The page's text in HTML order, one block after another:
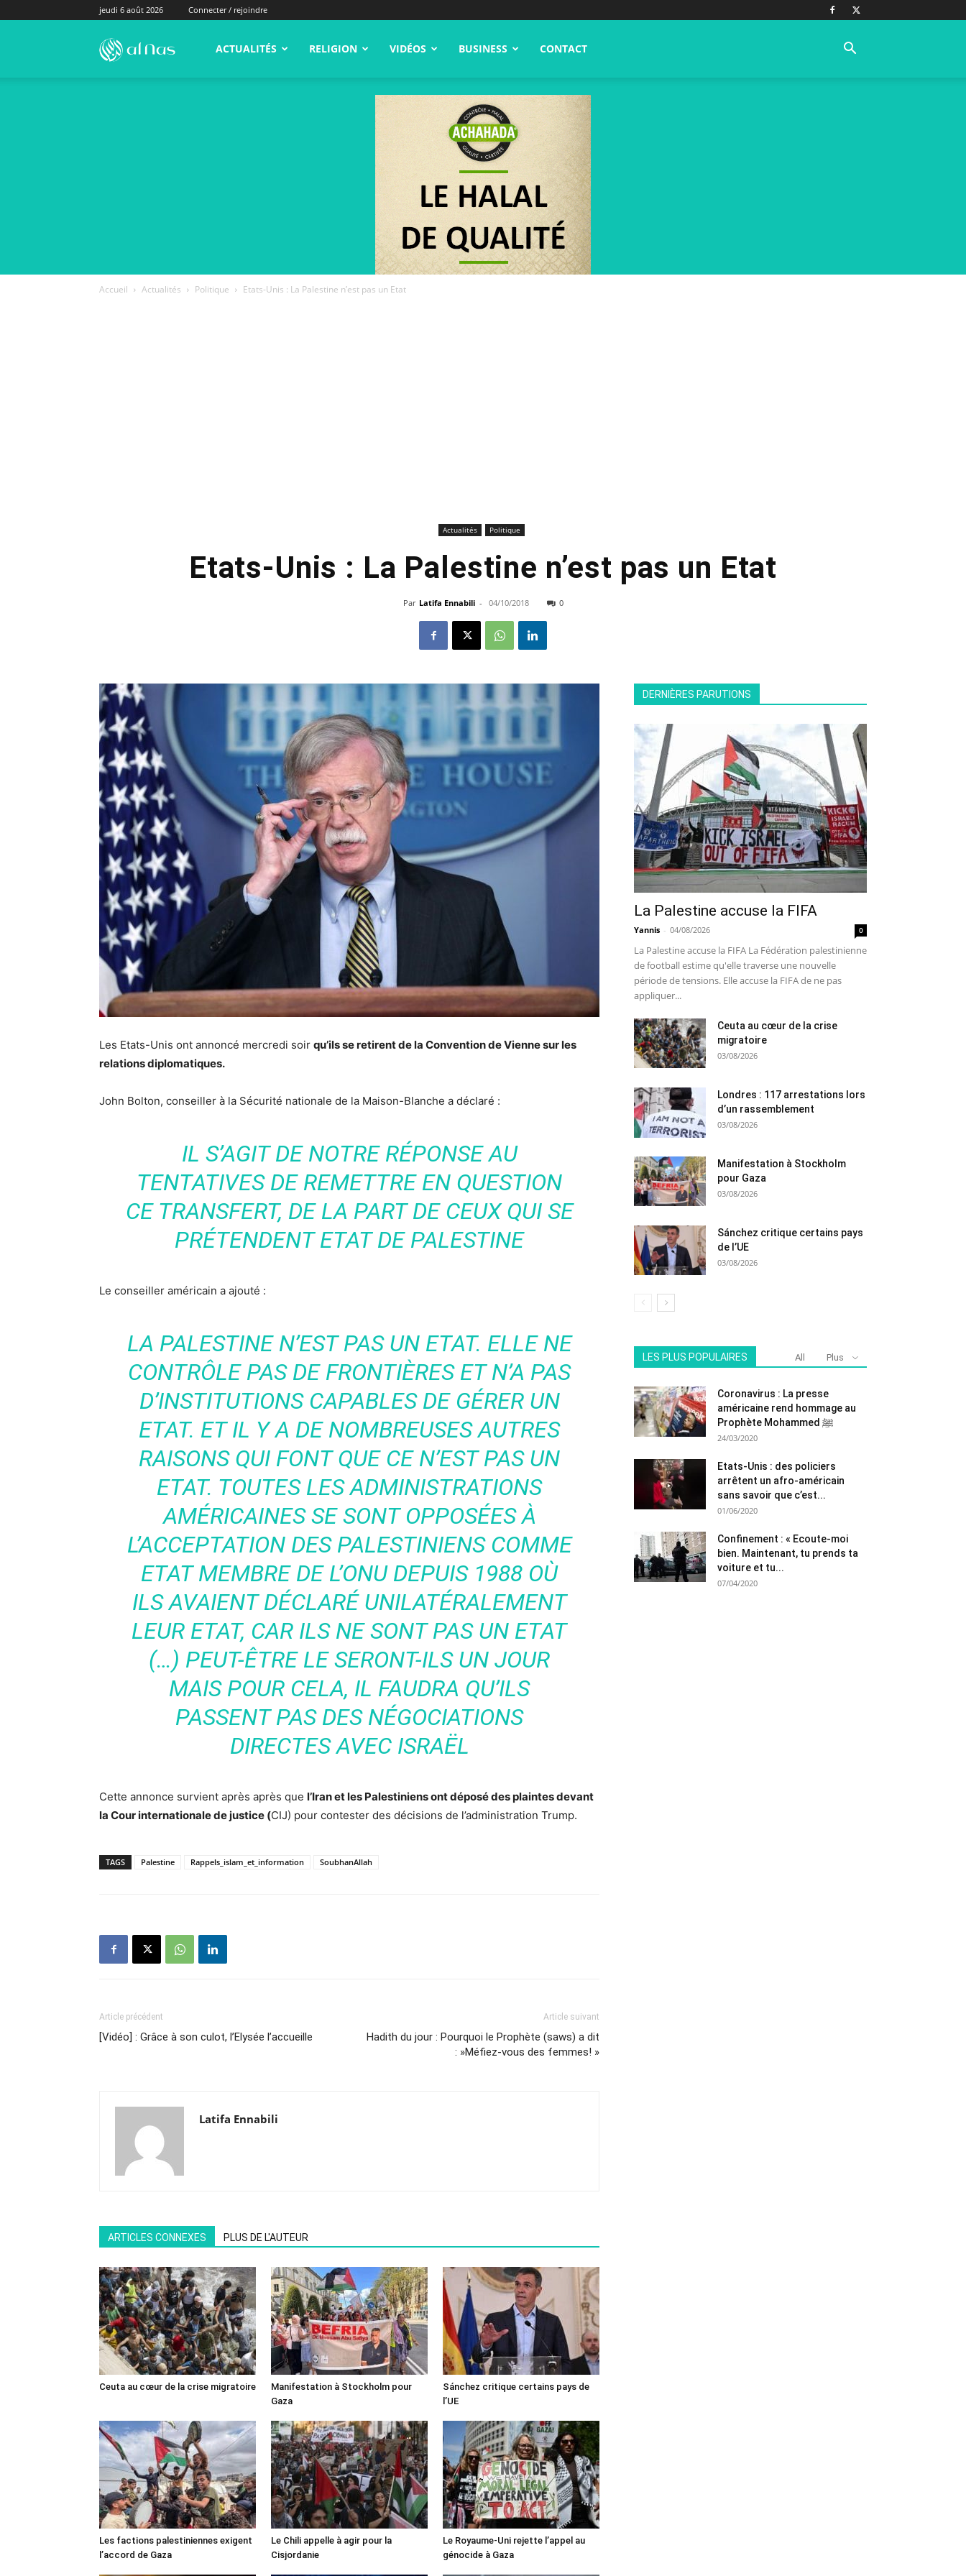
jeudi 6 août 2026 Connecter / rejoindre
alNas.fr ACTUALITÉS RELIGION VIDÉOS BUSINESS CONTACT
Accueil Actualités Politique Etats-Unis : La Palestine n’est pas un Etat
Actualités Politique
Etats-Unis : La Palestine n’est pas un Etat
Par Latifa Ennabili - 04/10/2018 0
Les Etats-Unis ont annoncé mercredi soir qu’ils se retirent de la Convention de Vienne sur les
relations diplomatiques.
John Bolton, conseiller à la Sécurité nationale de la Maison-Blanche a déclaré :
IL S’AGIT DE NOTRE RÉPONSE AU
TENTATIVES DE REMETTRE EN QUESTION
CE TRANSFERT, DE LA PART DE CEUX QUI SE
PRÉTENDENT ETAT DE PALESTINE
Le conseiller américain a ajouté :
LA PALESTINE N’EST PAS UN ETAT. ELLE NE
CONTRÔLE PAS DE FRONTIÈRES ET N’A PAS
D’INSTITUTIONS CAPABLES DE GÉRER UN
ETAT. ET IL Y A DE NOMBREUSES AUTRES
RAISONS QUI FONT QUE CE N’EST PAS UN
ETAT. TOUTES LES ADMINISTRATIONS
AMÉRICAINES SE SONT OPPOSÉES À
L’ACCEPTATION DES PALESTINIENS COMME
ETAT MEMBRE DE L’ONU DEPUIS 1988 OÙ
ILS AVAIENT DÉCLARÉ UNILATÉRALEMENT
LEUR ETAT, CAR ILS NE SONT PAS UN ETAT
(…) PEUT-ÊTRE LE SERONT-ILS UN JOUR
MAIS POUR CELA, IL FAUDRA QU’ILS
PASSENT PAS DES NÉGOCIATIONS
DIRECTES AVEC ISRAËL
Cette annonce survient après après que l’Iran et les Palestiniens ont déposé des plaintes devant
la Cour internationale de justice (CIJ) pour contester des décisions de l’administration Trump.
TAGS Palestine Rappels_islam_et_information SoubhanAllah
Article précédent
[Vidéo] : Grâce à son culot, l’Elysée l’accueille
Article suivant
Hadith du jour : Pourquoi le Prophète (saws) a dit
: »Méfiez-vous des femmes! »
Latifa Ennabili
ARTICLES CONNEXES PLUS DE L'AUTEUR
Ceuta au cœur de la crise migratoire
Manifestation à Stockholm pour
Gaza
Sánchez critique certains pays de
l’UE
Les factions palestiniennes exigent
l’accord de Gaza
Le Chili appelle à agir pour la
Cisjordanie
Le Royaume-Uni rejette l’appel au
génocide à Gaza
DERNIÈRES PARUTIONS
La Palestine accuse la FIFA
Yannis - 04/08/2026 0
La Palestine accuse la FIFA La Fédération palestinienne
de football estime qu'elle traverse une nouvelle
période de tensions. Elle accuse la FIFA de ne pas
appliquer...
Ceuta au cœur de la crise
migratoire
03/08/2026
Londres : 117 arrestations lors
d’un rassemblement
03/08/2026
Manifestation à Stockholm
pour Gaza
03/08/2026
Sánchez critique certains pays
de l’UE
03/08/2026
LES PLUS POPULAIRES All Plus
Coronavirus : La presse
américaine rend hommage au
Prophète Mohammed ﷺ
24/03/2020
Etats-Unis : des policiers
arrêtent un afro-américain
sans savoir que c’est...
01/06/2020
Confinement : « Ecoute-moi
bien. Maintenant, tu prends ta
voiture et tu...
07/04/2020